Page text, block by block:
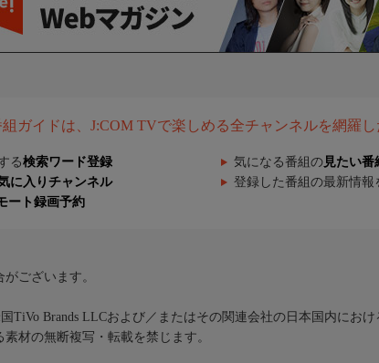
組ガイドは、J:COM TVで楽しめる全チャンネルを網羅し
る検索ワード登録 気になる番組の 見たい番
に入りチャンネル 登録した番組の最新情報
ート録画予約
ございます。
TiVo Brands LLCおよび／またはその関連会社の日本国内におけ
材の無断複写・転載を禁じます。